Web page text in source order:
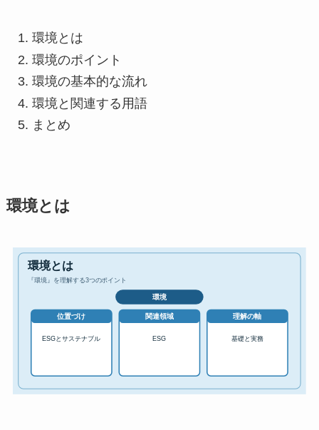
環境とは
環境のポイント
環境の基本的な流れ
環境と関連する用語
まとめ
環境とは